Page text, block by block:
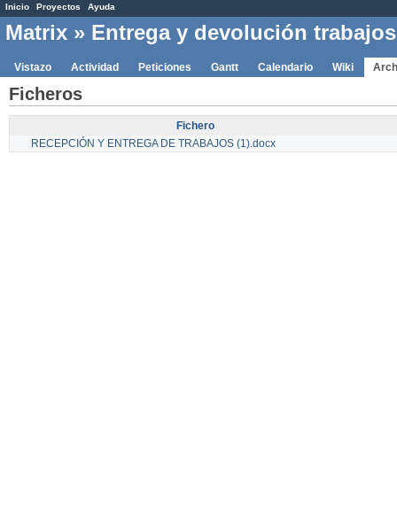
Inicio Proyectos Ayuda
Matrix » Entrega y devolución
Vistazo Actividad Peticiones Gantt Calendario Wiki
Ficheros
Fichero
RECEPCIÓN Y ENTREGA DE TRABAJOS (1).docx